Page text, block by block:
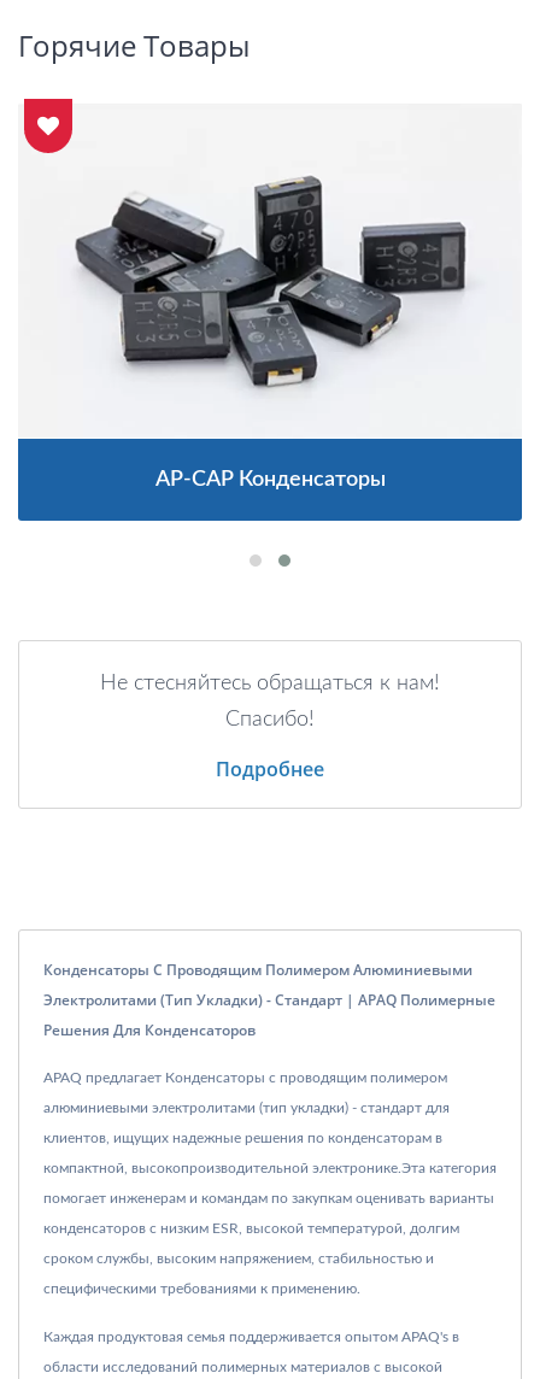
Горячие Товары
AP-CAP Конденсаторы
Не стесняйтесь обращаться к нам!
Спасибо!
Подробнее
Конденсаторы С Проводящим Полимером Алюминиевыми
Электролитами (тип Укладки) - Стандарт | APAQ Полимерные
Решения Для Конденсаторов
APAQ предлагает Конденсаторы с проводящим полимером
алюминиевыми электролитами (тип укладки) - стандарт для
клиентов, ищущих надежные решения по конденсаторам в
компактной, высокопроизводительной электронике.Эта категория
помогает инженерам и командам по закупкам оценивать варианты
конденсаторов с низким ESR, высокой температурой, долгим
сроком службы, высоким напряжением, стабильностью и
специфическими требованиями к применению.
Каждая продуктовая семья поддерживается опытом APAQ's в
области исследований полимерных материалов с высокой